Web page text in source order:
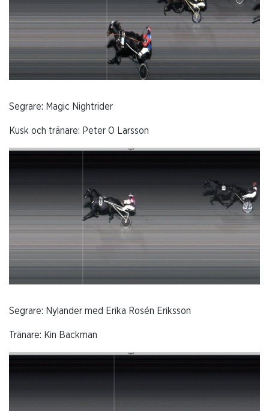
Segrare: Magic Nightrider
Kusk och tränare: Peter O Larsson
Segrare: Nylander med Erika Rosén Eriksson
Tränare: Kin Backman